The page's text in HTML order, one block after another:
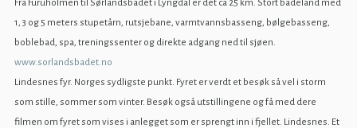
Fra Furuholmen til Sørlandsbadet i Lyngdal er det ca 25 km. Stort badeland med
1, 3 og 5 meters stupetårn, rutsjebane, varmtvannsbasseng, bølgebasseng,
boblebad, spa, treningssenter og direkte adgang ned til sjøen.
www.sorlandsbadet.no
Lindesnes fyr. Norges sydligste punkt. Fyret er verdt et besøk så vel i storm
som stille, sommer som vinter. Besøk også utstillingene og få med dere
filmen om fyret som vises i anlegget som er sprengt inn i fjellet. Lindesnes. Et